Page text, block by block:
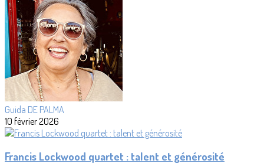
Guida DE PALMA
10 février 2026
Francis Lockwood quartet : talent et générosité